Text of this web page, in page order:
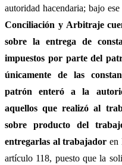
autoridad hacendaria; bajo
Conciliación y Arbitraje
sobre la entrega de
impuestos por parte del
únicamente de las
patrón enteró a la
aquellos que realizó al
sobre producto del
entregarlas al trabajador en
artículo 118, puesto que la